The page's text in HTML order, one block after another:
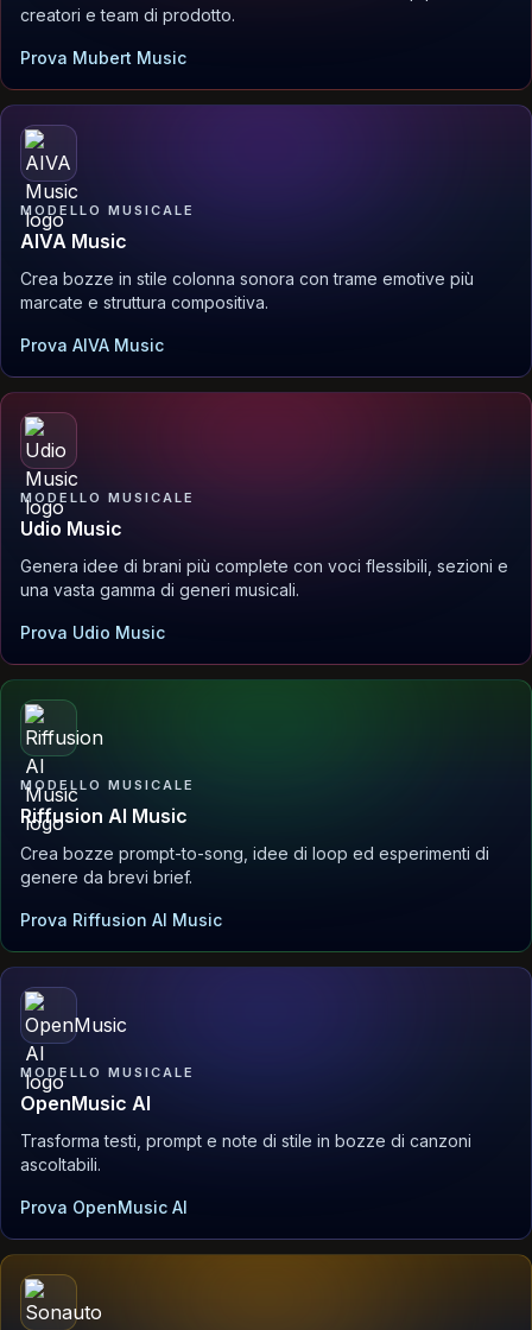
creatori e team di prodotto.
Prova Mubert Music
MODELLO MUSICALE
AIVA Music
Crea bozze in stile colonna sonora con trame emotive più
marcate e struttura compositiva.
Prova AIVA Music
MODELLO MUSICALE
Udio Music
Genera idee di brani più complete con voci flessibili, sezioni e
una vasta gamma di generi musicali.
Prova Udio Music
MODELLO MUSICALE
Riffusion AI Music
Crea bozze prompt-to-song, idee di loop ed esperimenti di
genere da brevi brief.
Prova Riffusion AI Music
MODELLO MUSICALE
OpenMusic AI
Trasforma testi, prompt e note di stile in bozze di canzoni
ascoltabili.
Prova OpenMusic AI